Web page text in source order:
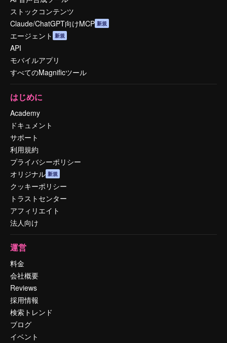
ストックコンテンツ
Claude/ChatGPT向けMCP 新規
エージェント 新規
API
モバイルアプリ
すべてのMagnificツール
はじめに
Academy
ドキュメント
サポート
利用規約
プライバシーポリシー
オリジナル 新規
クッキーポリシー
トラストセンター
アフィリエイト
法人向け
運営
料金
会社概要
Reviews
採用情報
検索トレンド
ブログ
イベント